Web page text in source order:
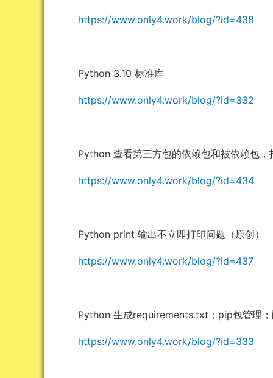
https://www.only4.work/blog/?id=438
Python 3.10 标准库
https://www.only4.work/blog/?id=332
Python 查看第三方包的依赖包和被依赖包
https://www.only4.work/blog/?id=434
Python print 输出不立即打印问题（原创）
https://www.only4.work/blog/?id=437
Python 生成requirements.txt；pip包管理
https://www.only4.work/blog/?id=333